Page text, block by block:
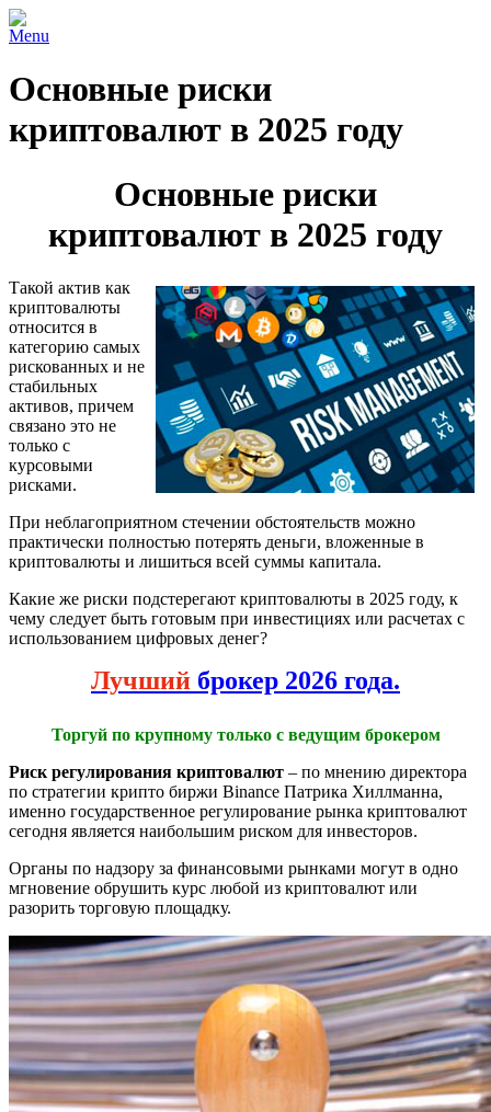
Menu
Основные риски
криптовалют в 2025 году
Основные риски
криптовалют в 2025 году
Такой актив как
криптовалюты
относится в
категорию самых
рискованных и не
стабильных
активов, причем
связано это не
только с
курсовыми
рисками.
При неблагоприятном стечении обстоятельств можно
практически полностью потерять деньги, вложенные в
криптовалюты и лишиться всей суммы капитала.
Какие же риски подстерегают криптовалюты в 2025 году, к
чему следует быть готовым при инвестициях или расчетах с
использованием цифровых денег?
Лучший брокер 2026 года.
Торгуй по крупному только с ведущим брокером
Риск регулирования криптовалют – по мнению директора
по стратегии крипто биржи Binance Патрика Хиллманна,
именно государственное регулирование рынка криптовалют
сегодня является наибольшим риском для инвесторов.
Органы по надзору за финансовыми рынками могут в одно
мгновение обрушить курс любой из криптовалют или
разорить торговую площадку.